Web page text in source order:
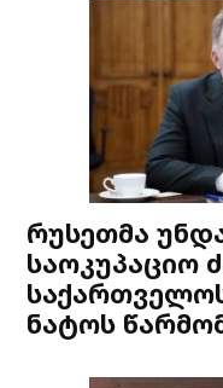
რუსეთმა
საოკუპაციო
ნატოს